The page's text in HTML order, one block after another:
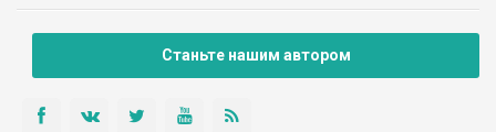
Станьте нашим автором